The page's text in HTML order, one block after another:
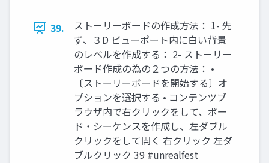
39.
ストーリーボードの作成方法： 1- 先
ず、３D ビューポート内に白い背景
のレベルを作成する： 2- ストーリー
ボード作成の為の２つの方法： •
〔ストーリーボードを開始する〕オ
プションを選択する • コンテンツブ
ラウザ内で右クリックをして、ボー
ド・シーケンスを作成し、左ダブル
クリックをして開く 右クリック 左ダ
ブルクリック 39 #unrealfest